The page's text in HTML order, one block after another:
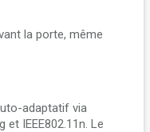
la porte, même
adaptatif via
et IEEE802.11n. Le